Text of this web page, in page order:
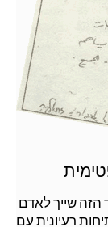
הזה שייך לאדם
רעיונית עם